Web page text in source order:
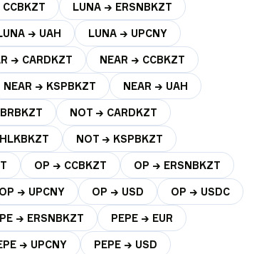
LUNA → ERSNBKZT
→ UAH LUNA → UPCNY
→ CARDKZT NEAR → CCBKZT
NEAR → KSPBKZT NEAR → UAH
NOT → CARDKZT
NOT → KSPBKZT
OP → CCBKZT OP → ERSNBKZT
OP → UPCNY OP → USD OP → USDC
→ ERSNBKZT PEPE → EUR
→ UPCNY PEPE → USD